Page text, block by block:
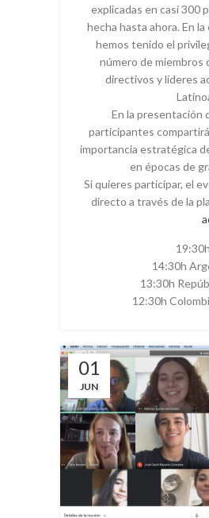
explicadas en casi 300
hecha hasta ahora. En
hemos tenido el
número de miembros
directivos y líderes
En la presentación
participantes
importancia estratégica
en épocas de
Si quieres participar, el
directo a través de la
14:30h
13:30h
12:30h
01
JUN